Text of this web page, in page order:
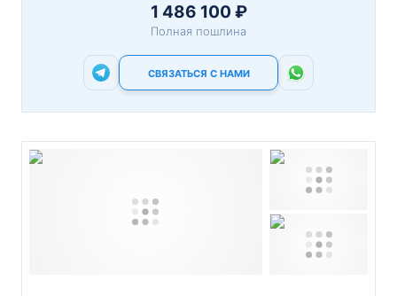
1 486 100 ₽
Полная пошлина
СВЯЗАТЬСЯ С НАМИ